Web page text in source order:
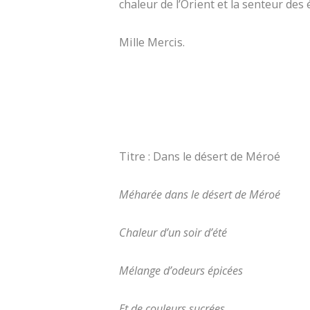
chaleur de l’Orient et la senteur des
Mille Mercis.
Titre : Dans le désert de Méroé
Méharée dans le désert de Méroé
Chaleur d’un soir d’été
Mélange d’odeurs épicées